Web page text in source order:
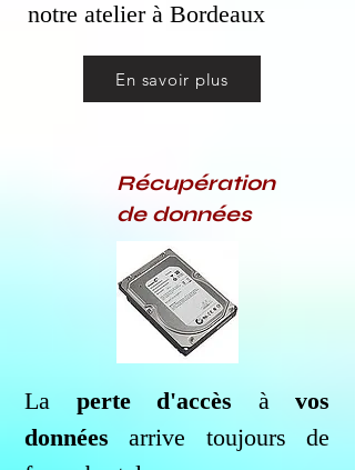
notre atelier à Bordeaux
En savoir plus
Récupération
de données
La perte d'accès à vos
données arrive toujours de